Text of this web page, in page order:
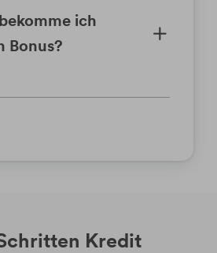
ich
Bonus?
Kredit